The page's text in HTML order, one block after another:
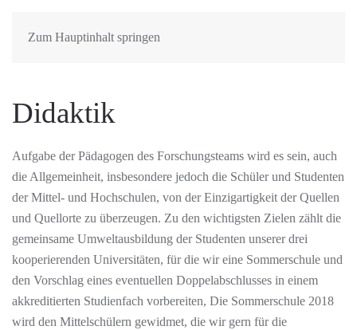
Zum Hauptinhalt springen
Didaktik
Aufgabe der Pädagogen des Forschungsteams wird es sein, auch
die Allgemeinheit, insbesondere jedoch die Schüler und Studenten
der Mittel- und Hochschulen, von der Einzigartigkeit der Quellen
und Quellorte zu überzeugen. Zu den wichtigsten Zielen zählt die
gemeinsame Umweltausbildung der Studenten unserer drei
kooperierenden Universitäten, für die wir eine Sommerschule und
den Vorschlag eines eventuellen Doppelabschlusses in einem
akkreditierten Studienfach vorbereiten, Die Sommerschule 2018
wird den Mittelschülern gewidmet, die wir gern für die